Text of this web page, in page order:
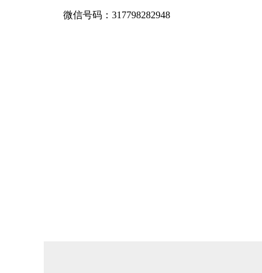
微信号码：317798282948